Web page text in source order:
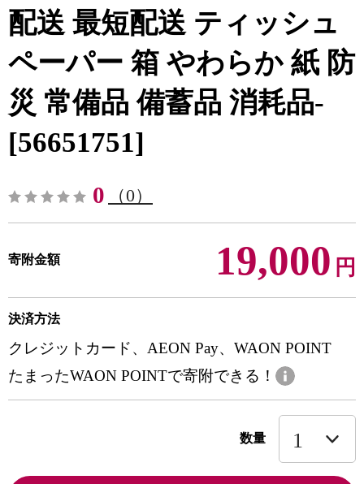
配送 最短配送 ティッシュ
ペーパー 箱 やわらか 紙 防
災 常備品 備蓄品 消耗品-
[56651751]
0 （0）
寄附金額 19,000 円
決済方法
クレジットカード、AEON Pay、WAON POINT
たまったWAON POINTで寄附できる！
数量